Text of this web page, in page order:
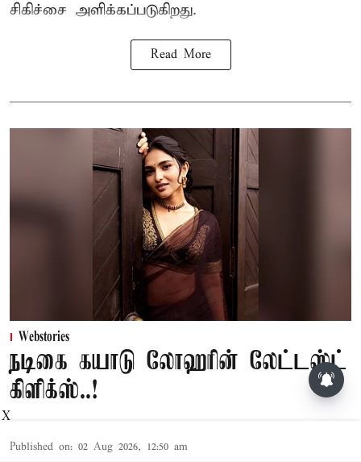
சிகிச்சை அளிக்கப்படுகிறது.
Read More
Webstories
நடிகை கயாடு லோஹரின் லேட்டஸ்ட்
கிளிக்ஸ்..!
Published on: 02 Aug 2026, 12:50 am
X